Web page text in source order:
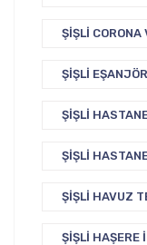
ŞIŞLI CORONA
ŞIŞLI
ŞIŞLI
ŞIŞLI
ŞIŞLI HAVUZ
ŞIŞLI HAŞERE